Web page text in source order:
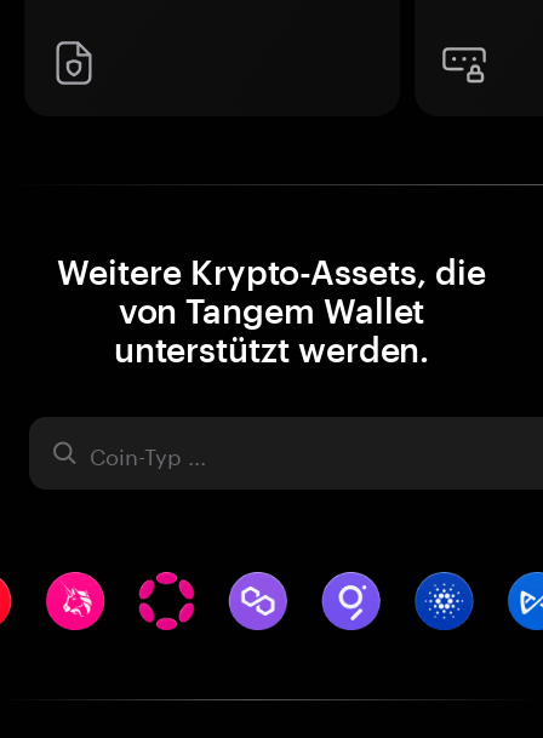
Weitere Krypto-Assets, die
von Tangem Wallet
unterstützt werden.
Asset